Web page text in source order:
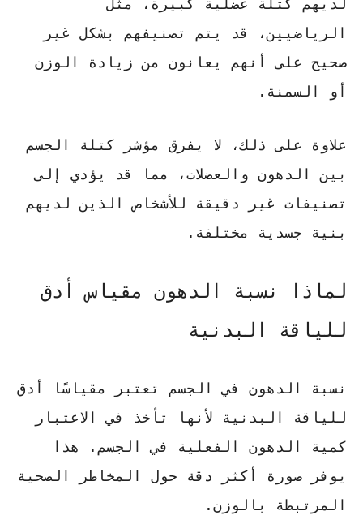
لديهم كتلة عضلية كبيرة، مثل
الرياضيين، قد يتم تصنيفهم بشكل غير
صحيح على أنهم يعانون من زيادة الوزن
أو السمنة.
علاوة على ذلك، لا يفرق مؤشر كتلة الجسم
بين الدهون والعضلات، مما قد يؤدي إلى
تصنيفات غير دقيقة للأشخاص الذين لديهم
بنية جسدية مختلفة.
لماذا نسبة الدهون مقياس أدق
للياقة البدنية
نسبة الدهون في الجسم تعتبر مقياسًا أدق
للياقة البدنية لأنها تأخذ في الاعتبار
كمية الدهون الفعلية في الجسم. هذا
يوفر صورة أكثر دقة حول المخاطر الصحية
المرتبطة بالوزن.